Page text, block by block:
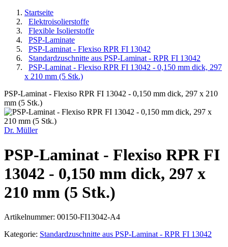
Startseite
Elektroisolierstoffe
Flexible Isolierstoffe
PSP-Laminate
PSP-Laminat - Flexiso RPR FI 13042
Standardzuschnitte aus PSP-Laminat - RPR FI 13042
PSP-Laminat - Flexiso RPR FI 13042 - 0,150 mm dick, 297
x 210 mm (5 Stk.)
PSP-Laminat - Flexiso RPR FI 13042 - 0,150 mm dick, 297 x 210
mm (5 Stk.)
Dr. Müller
PSP-Laminat - Flexiso RPR FI
13042 - 0,150 mm dick, 297 x
210 mm (5 Stk.)
Artikelnummer: 00150-FI13042-A4
Kategorie: Standardzuschnitte aus PSP-Laminat - RPR FI 13042